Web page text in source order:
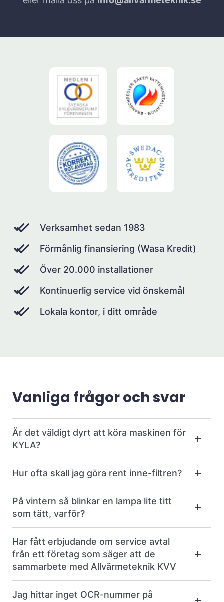
Verksamhet sedan 1983
Förmånlig finansiering (Wasa Kredit)
Över 20.000 installationer
Kontinuerlig service vid önskemål
Lokala kontor, i ditt område
Vanliga frågor och svar
Är det väldigt dyrt att köra maskinen för
KYLA?
Hur ofta skall jag göra rent inne-filtren?
På vintern så blinkar en lampa lite titt
som tätt, varför?
Har fått erbjudande om service avtal
från ett företag som säger att de
sammarbete med Allvärmeteknik KVV
Jag hittar inget OCR-nummer på